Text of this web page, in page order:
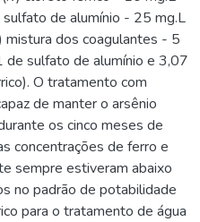
de alumínio - 25 mg.L
dos coagulantes - 5
sulfato de alumínio e 3,07
O tratamento com
de manter o arsênio
os cinco meses de
concentrações de ferro e
sempre estiveram abaixo
no padrão de potabilidade
para o tratamento de água